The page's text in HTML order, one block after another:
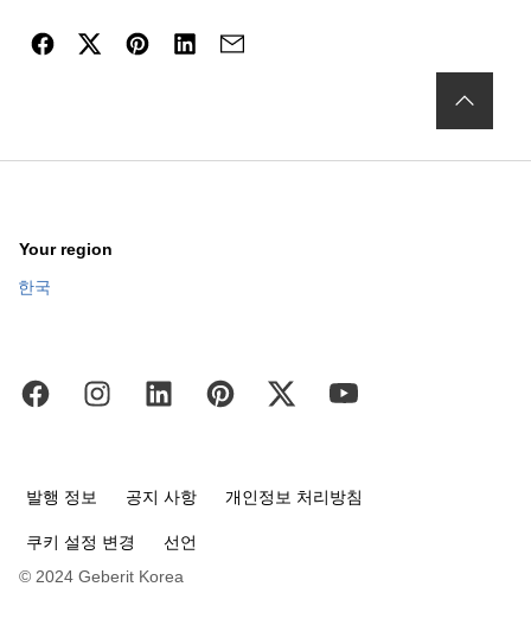
Your region
한국
© 2024 Geberit Korea
발행 정보 공지 사항 개인정보 처리방침
쿠키 설정 변경 선언